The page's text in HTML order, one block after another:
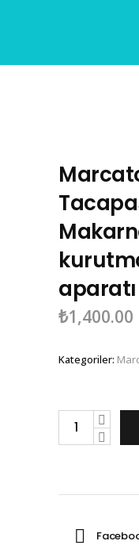
aparatı
₺1,400.00
Kategoriler:
Marcato
Tacapasta